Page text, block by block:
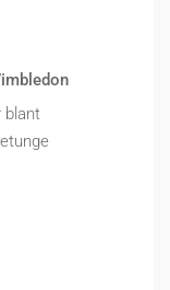
blant